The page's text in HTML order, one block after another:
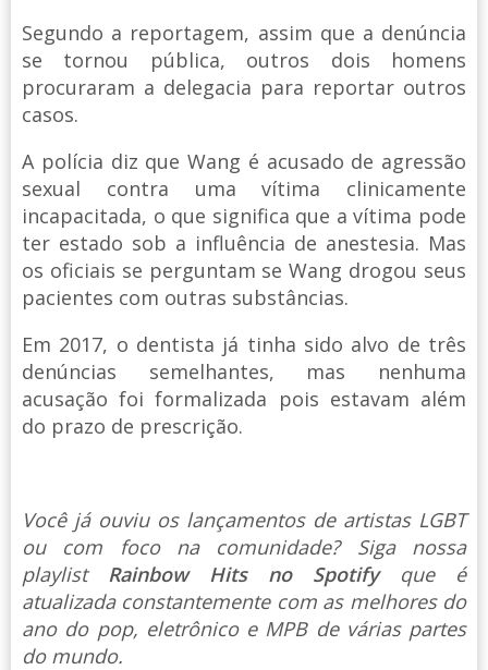
Segundo a reportagem, assim que a denúncia
se tornou pública, outros dois homens
procuraram a delegacia para reportar outros
casos.
A polícia diz que Wang é acusado de agressão
sexual contra uma vítima clinicamente
incapacitada, o que significa que a vítima pode
ter estado sob a influência de anestesia. Mas
os oficiais se perguntam se Wang drogou seus
pacientes com outras substâncias.
Em 2017, o dentista já tinha sido alvo de três
denúncias semelhantes, mas nenhuma
acusação foi formalizada pois estavam além
do prazo de prescrição.
Você já ouviu os lançamentos de artistas LGBT
ou com foco na comunidade? Siga nossa
playlist Rainbow Hits no Spotify que é
atualizada constantemente com as melhores do
ano do pop, eletrônico e MPB de várias partes
do mundo.